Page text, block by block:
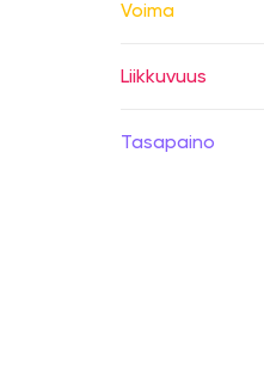
Voima
Liikkuvuus
Tasapaino